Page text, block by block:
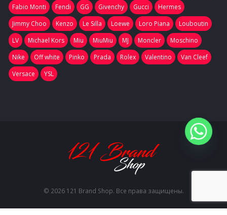
Fabio Monti
Fendi GG Givenchy Gucci
Hermes
Jimmy Choo
Kenzo Le Silla Loewe Loro Piana
Louboutin
LV
Michael Kors Miu MiuMiu MJ Moncler
Moschino
Nike
Off white Pinko Prada Rolex Valentino
Van Cleef
Versace
YSL
© 2026 121 Brand Shop. Все права защищены.